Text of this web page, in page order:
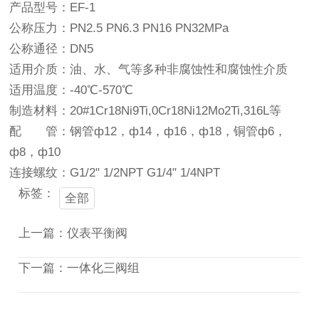
产品型号：EF-1
公称压力：PN2.5 PN6.3 PN16 PN32MPa
公称通径：DN5
适用介质：油、水、气等多种非腐蚀性和腐蚀性介质
适用温度：-40℃-570℃
制造材料：20#1Cr18Ni9Ti,0Cr18Ni12Mo2Ti,316L等
配 管：钢管ф12，ф14，ф16，ф18，铜管ф6，
ф8，ф10
连接螺纹：G1/2" 1/2NPT G1/4" 1/4NPT
标签：
全部
上一篇：仪表平衡阀
下一篇：一体化三阀组